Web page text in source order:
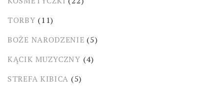
TORBY (11)
BOŻE NARODZENIE (5)
KĄCIK MUZYCZNY (4)
STREFA KIBICA (5)